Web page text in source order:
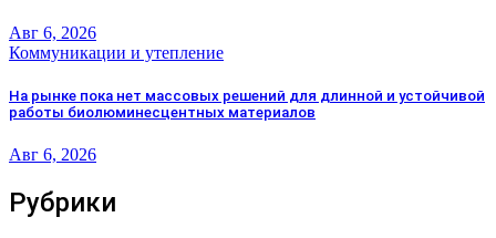
Авг 6, 2026
Коммуникации и утепление
На рынке пока нет массовых решений для длинной и устойчивой
работы биолюминесцентных материалов
Авг 6, 2026
Рубрики